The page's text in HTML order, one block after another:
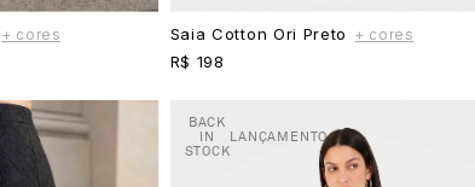
+ cores Saia Cotton Ori Preto + cores
R$ 198
BACK
IN
STOCK
LANÇAMENTO